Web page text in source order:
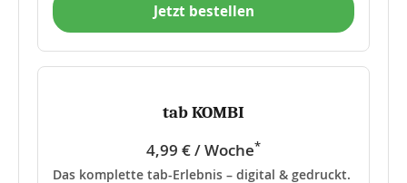
Jetzt bestellen
tab KOMBI
4,99 € / Woche*
Das komplette tab-Erlebnis – digital & gedruckt.